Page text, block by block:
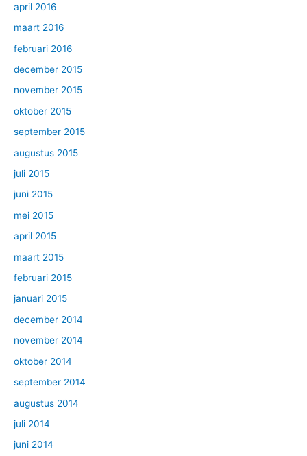
april 2016
maart 2016
februari 2016
december 2015
november 2015
oktober 2015
september 2015
augustus 2015
juli 2015
juni 2015
mei 2015
april 2015
maart 2015
februari 2015
januari 2015
december 2014
november 2014
oktober 2014
september 2014
augustus 2014
juli 2014
juni 2014